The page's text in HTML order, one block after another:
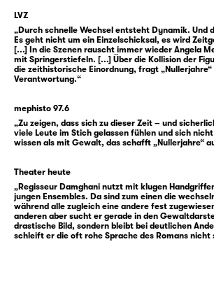
Vergangenheit aufrollt. Wo
eigentlich her — und was soll
„Nichts Nettes, nichts Schönes
geben, alles fake, alles
Gewalttätigkeit, toxische
Rechtsextremismus und
Unsicherheit prägen seine
Bereits vor der Veröffentlichung
„Nullerjahre“ hat Hendrik Bolz
Erfahrungen der
Ostdeutschland eine direkte
selbstbewusste Sprache
LVZ
„Durch schnelle Wechsel entsteht Dynamik. Und
Es geht nicht um ein Einzelschicksal, es wird
[...] In die Szenen rauscht immer wieder Angela
mit Springerstiefeln. [...] Über die Kollision der
die zeithistorische Einordnung, fragt
Verantwortung.“
mephisto 97.6
„Zu zeigen, dass sich zu dieser Zeit – und
viele Leute im Stich gelassen fühlen und sich
wissen als mit Gewalt, das schafft „Nullerjahre“
Theater heute
„Regisseur Damghani nutzt mit klugen
jungen Ensembles. Da sind zum einen die
während alle zugleich eine andere fest
anderen aber sucht er gerade in den
drastische Bild, sondern bleibt bei deutlichen
schleift er die oft rohe Sprache des Romans nicht